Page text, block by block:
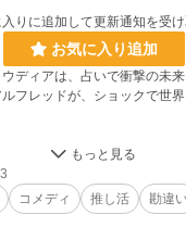
りに追加して更新通知を受け
お気に入り追加
ディアは、占いで衝撃の未
フレッドが、ショックで世
して、アルフレッドが闇落
頭で無精髭のダサ男・アル
コメディ 推し活 勘違